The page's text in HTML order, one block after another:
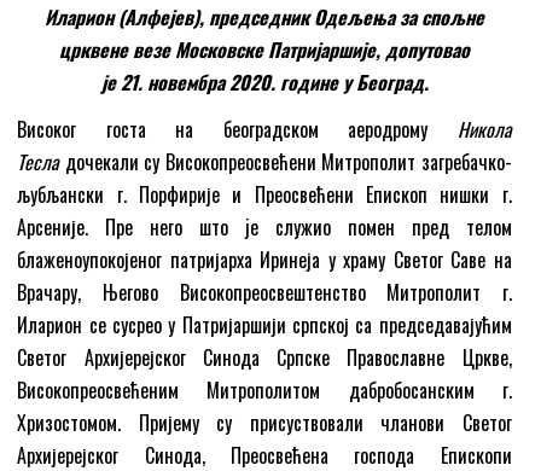
Иларион (Алфејев), председник Одељења за спољне
црквене везе Московске Патријаршије, допутовао
је 21. новембра 2020. године у Београд.
Високог госта на београдском аеродрому Никола
Тесладочекали су Високопреосвећени Митрополит загребачко-
љубљански г. Порфирије и Преосвећени Епископ нишки г.
Арсеније. Пре него што jе служио помен пред телом
блаженоупокојеног патријарха Иринеја у храму Светог Саве на
Врачару, Његово Високопреосвештенство Митрополит г.
Иларион се сусрео у Патријаршији српској са председавајућим
Светог Архијерејског Синода Српске Православне Цркве,
Високопреосвећеним Митрополитом дабробосанским г.
Хризостомом. Пријему су присуствовали чланови Светог
Архијерејског Синода, Преосвећена господа Епископи